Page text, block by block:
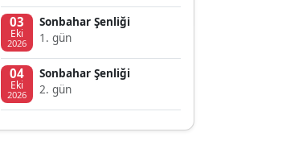
03
Eki
2026
Sonbahar Şenliği
1. gün
04
Eki
2026
Sonbahar Şenliği
2. gün